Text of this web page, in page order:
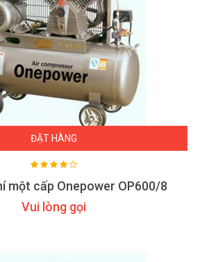
ĐẶT HÀNG
một cấp Onepower OP600/8
Vui lòng gọi